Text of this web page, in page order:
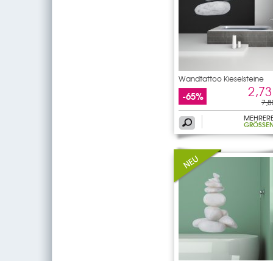
Wandtattoo Kieselsteine
-65%
GRÖSSEN